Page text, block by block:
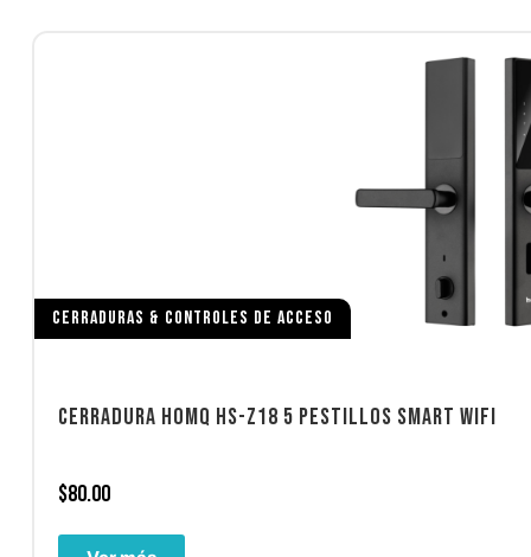
CERRADURAS & CONTROLES DE ACCESO
CERRADURA HOMQ HS-Z18 5 PESTILLOS SMART WIFI
$80.00